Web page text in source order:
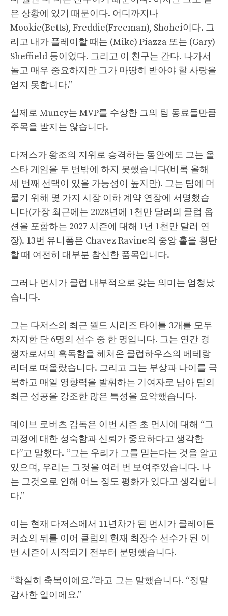
은 상황에 있기 때문이다. 어디까지나
Mookie(Betts), Freddie(Freeman), Shohei이다. 그
리고 내가 플레이할 때는 (Mike) Piazza 또는 (Gary)
Sheffield 등이었다. 그리고 이 친구는 간다. 나가서
놀고 매우 중요하지만 그가 마땅히 받아야 할 사랑을
얻지 못합니다.”
실제로 Muncy는 MVP를 수상한 그의 팀 동료들만큼
주목을 받지는 않습니다.
다저스가 왕조의 지위로 승격하는 동안에도 그는 올
스타 게임을 두 번밖에 하지 못했습니다(비록 올해
세 번째 선택이 있을 가능성이 높지만). 그는 팀에 머
물기 위해 몇 가지 시장 이하 계약 연장에 서명했습
니다(가장 최근에는 2028년에 1천만 달러의 클럽 옵
션을 포함하는 2027 시즌에 대해 1년 1천만 달러 연
장). 13번 유니폼은 Chavez Ravine의 중앙 홀을 횡단
할 때 여전히 대부분 참신한 품목입니다.
그러나 먼시가 클럽 내부적으로 갖는 의미는 엄청났
습니다.
그는 다저스의 최근 월드 시리즈 타이틀 3개를 모두
차지한 단 6명의 선수 중 한 명입니다. 그는 연간 경
쟁자로서의 혹독함을 헤쳐온 클럽하우스의 베테랑
리더로 떠올랐습니다. 그리고 그는 부상과 나이를 극
복하고 매일 영향력을 발휘하는 기여자로 남아 팀의
최근 성공을 강조한 많은 특성을 요약했습니다.
데이브 로버츠 감독은 이번 시즌 초 먼시에 대해 “그
과정에 대한 성숙함과 신뢰가 중요하다고 생각한
다”고 말했다. “그는 우리가 그를 믿는다는 것을 알고
있으며, 우리는 그것을 여러 번 보여주었습니다. 나
는 그것으로 인해 어느 정도 평화가 있다고 생각합니
다.”
이는 현재 다저스에서 11년차가 된 먼시가 클레이튼
커쇼의 뒤를 이어 클럽의 현재 최장수 선수가 된 이
번 시즌이 시작되기 전부터 분명했습니다.
“확실히 축복이에요.”라고 그는 말했습니다. “정말
감사한 일이에요.”